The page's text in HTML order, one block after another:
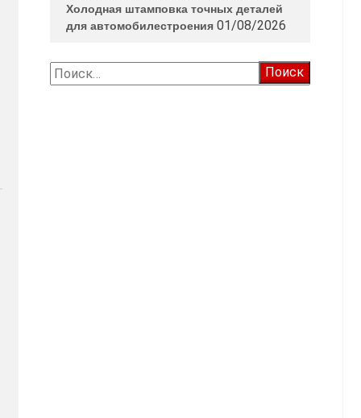
Холодная штамповка точных деталей
для автомобилестроения 01/08/2026
Найти: